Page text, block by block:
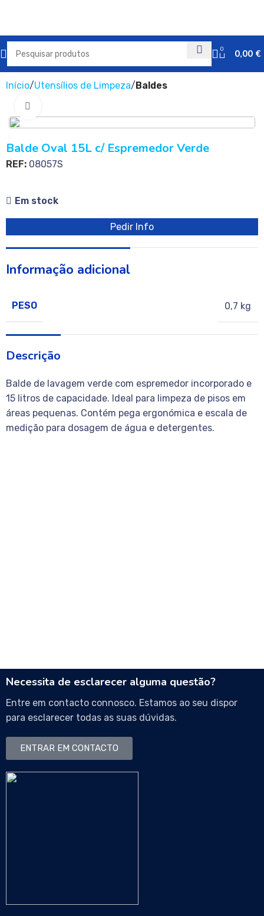
0 0,00 €
Início Utensílios de Limpeza Baldes
Balde Oval 15L c/ Espremedor Verde
REF: 08057S
Em stock
Pedir Info
Informação adicional
PESO 0,7 kg
Descrição
Balde de lavagem verde com espremedor incorporado e
15 litros de capacidade. Ideal para limpeza de pisos em
áreas pequenas. Contém pega ergonómica e escala de
medição para dosagem de água e detergentes.
Necessita de esclarecer alguma questão?
Entre em contacto connosco. Estamos ao seu dispor
para esclarecer todas as suas dúvidas.
ENTRAR EM CONTACTO